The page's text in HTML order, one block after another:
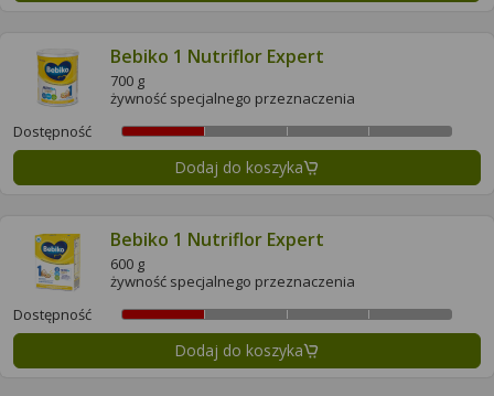
Bebiko 1 Nutriflor Expert
700 g
żywność specjalnego przeznaczenia
Dostępność
Dodaj do koszyka
Bebiko 1 Nutriflor Expert
600 g
żywność specjalnego przeznaczenia
Dostępność
Dodaj do koszyka